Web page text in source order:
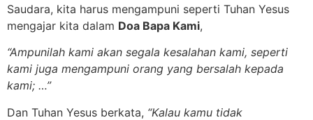
Saudara, kita harus mengampuni seperti Tuhan Yesus
mengajar kita dalam Doa Bapa Kami,
“Ampunilah kami akan segala kesalahan kami, seperti
kami juga mengampuni orang yang bersalah kepada
kami; …”
Dan Tuhan Yesus berkata, “Kalau kamu tidak